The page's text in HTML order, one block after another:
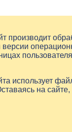
производит
использует
на